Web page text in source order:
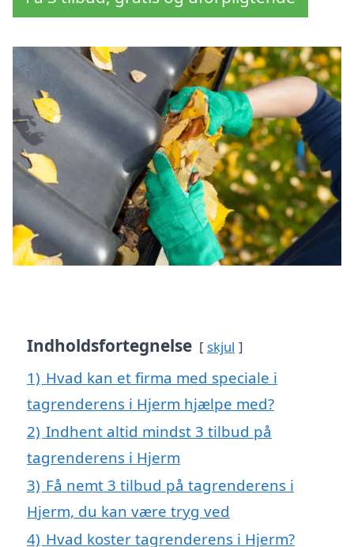
Indholdsfortegnelse skjul
1) Hvad kan et firma med speciale i
tagrenderens i Hjerm hjælpe med?
2) Indhent altid mindst 3 tilbud på
tagrenderens i Hjerm
3) Få nemt 3 tilbud på tagrenderens i
Hjerm, du kan være tryg ved
4) Hvad koster tagrenderens i Hjerm?